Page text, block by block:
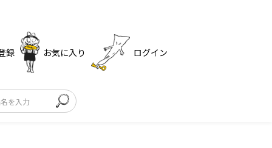
録 お気に入り ログイン